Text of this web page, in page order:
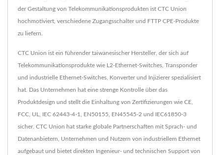
der Gestaltung von Telekommunikationsprodukten ist CTC Union
hochmotiviert, verschiedene Zugangsschalter und FTTP CPE-Produkte
zu liefern.
CTC Union ist ein führender taiwanesischer Hersteller, der sich auf
Telekommunikationsprodukte wie L2-Ethernet-Switches, Transponder
und industrielle Ethernet-Switches, Konverter und Injizierer spezialisiert
hat. Das Unternehmen hat eine strenge Kontrolle über das
Produktdesign und stellt die Einhaltung von Zertifizierungen wie CE,
FCC, UL, IEC 62443-4-1, EN50155, EN45545-2 und IEC61850-3
sicher. CTC Union hat starke globale Partnerschaften mit Sprach- und
Datenanbietern, Unternehmen und Nutzern von industriellem Ethernet
aufgebaut und bietet direkten Ingenieur- und technischen Support von